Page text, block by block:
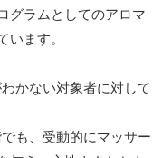
グラムとしてのアロマ
ます。
かない対象者に対して
も、受動的にマッサー